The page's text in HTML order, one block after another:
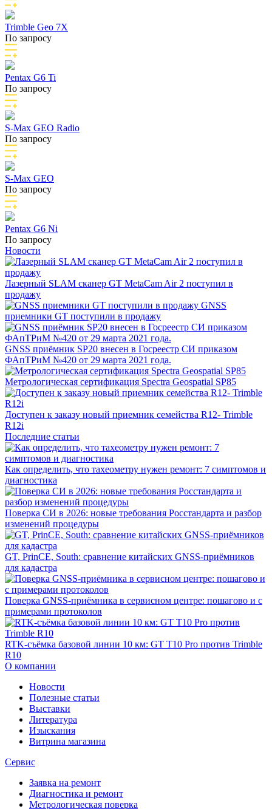
Trimble Geo 7X
По запросу
Pentax G6 Ti
По запросу
S-Max GEO Radio
По запросу
S-Max GEO
По запросу
Pentax G6 Ni
По запросу
Новости
Лазерный SLAM сканер GT MetaCam Air 2 поступил в
продажу
GNSS
приемники GT поступили в продажу
GNSS приёмник SP20 внесен в Госреестр СИ приказом
ФАпТРиМ №420 от 29 марта 2021 года.
Метрологическая сертификация Spectra Geospatial SP85
Доступен к заказу новый приемник семейства R12- Trimble
R12i
Последние статьи
Как определить, что тахеометру нужен ремонт: 7 симптомов и
диагностика
Поверка СИ в 2026: новые требования Росстандарта и разбор
изменений процедуры
GT, PrinCE, South: сравнение китайских GNSS-приёмников
для кадастра
Поверка GNSS-приёмника в сервисном центре: пошагово и с
примерами протоколов
RTK-съёмка базовой линии 10 км: GT T10 Pro против Trimble
R10
О компании
Новости
Полезные статьи
Выставки
Литература
Изыскания
Витрина магазина
Сервис
Заявка на ремонт
Диагностика и ремонт
Метрологическая поверка